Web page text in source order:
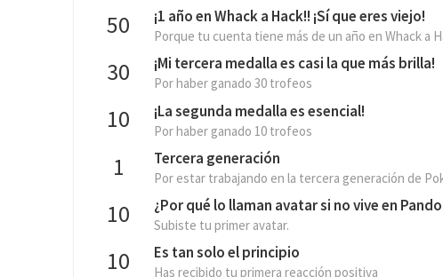
50 ¡1 año en Whack a Hack!! ¡Sí que eres viejo!
Porque tu cuenta tiene más de un año en Whack a
30 ¡Mi tercera medalla es casi la que más brilla!
Por haber ganado 30 trofeos
10 ¡La segunda medalla es esencial!
Por haber ganado 10 trofeos
1 Tercera generación
Por estar trabajando en la tercera generación de
10 ¿Por qué lo llaman avatar si no vive en
Subiste tu primer avatar.
10 Es tan solo el principio
Has recibido tu primera reacción positiva